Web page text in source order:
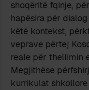
shoqëritë fqinje,
hapësira për
këtë kontekst,
veprave përtej
reale për thellimin
Megjithëse
kurrikulat